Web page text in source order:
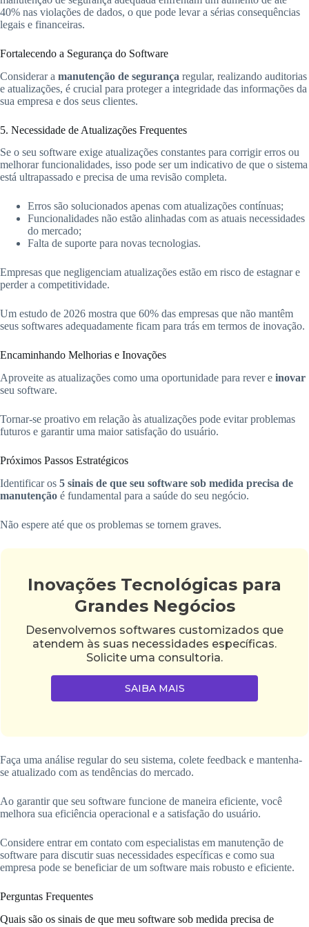
40% nas violações de dados, o que pode levar a sérias consequências
legais e financeiras.
Fortalecendo a Segurança do Software
Considerar a manutenção de segurança regular, realizando auditorias
e atualizações, é crucial para proteger a integridade das informações da
sua empresa e dos seus clientes.
5. Necessidade de Atualizações Frequentes
Se o seu software exige atualizações constantes para corrigir erros ou
melhorar funcionalidades, isso pode ser um indicativo de que o sistema
está ultrapassado e precisa de uma revisão completa.
Erros são solucionados apenas com atualizações contínuas;
Funcionalidades não estão alinhadas com as atuais necessidades
do mercado;
Falta de suporte para novas tecnologias.
Empresas que negligenciam atualizações estão em risco de estagnar e
perder a competitividade.
Um estudo de 2026 mostra que 60% das empresas que não mantêm
seus softwares adequadamente ficam para trás em termos de inovação.
Encaminhando Melhorias e Inovações
Aproveite as atualizações como uma oportunidade para rever e inovar
seu software.
Tornar-se proativo em relação às atualizações pode evitar problemas
futuros e garantir uma maior satisfação do usuário.
Próximos Passos Estratégicos
Identificar os 5 sinais de que seu software sob medida precisa de
manutenção é fundamental para a saúde do seu negócio.
Não espere até que os problemas se tornem graves.
Inovações Tecnológicas para
Grandes Negócios
Desenvolvemos softwares customizados que
atendem às suas necessidades específicas.
Solicite uma consultoria.
SAIBA MAIS
Faça uma análise regular do seu sistema, colete feedback e mantenha-
se atualizado com as tendências do mercado.
Ao garantir que seu software funcione de maneira eficiente, você
melhora sua eficiência operacional e a satisfação do usuário.
Considere entrar em contato com especialistas em manutenção de
software para discutir suas necessidades específicas e como sua
empresa pode se beneficiar de um software mais robusto e eficiente.
Perguntas Frequentes
Quais são os sinais de que meu software sob medida precisa de